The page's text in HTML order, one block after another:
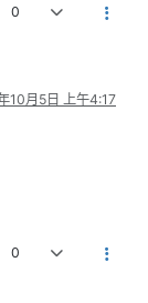
0
10月5日 上午4:17
0